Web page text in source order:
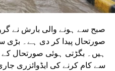
بوائز انٹر کالج شامل ہوں گے۔
صبح سے ہونے والی بارش نے
صورتحال پیدا کر دی ہے۔ بڑی
ہیں۔ بگڑتی ہوئی صورتحال
سے کام کرنے کی ایڈوائزری